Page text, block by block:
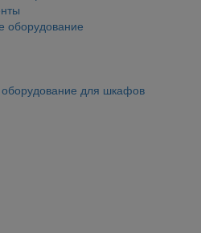
оборудование
для шкафов